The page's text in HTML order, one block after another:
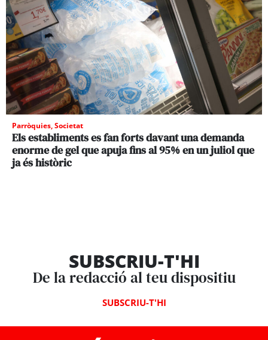
Parròquies,Societat
Els establiments es fan forts davant una demanda
enorme de gel que apuja fins al 95% en un juliol que
ja és històric
SUBSCRIU-T'HI
De la redacció al teu dispositiu
SUBSCRIU-T'HI